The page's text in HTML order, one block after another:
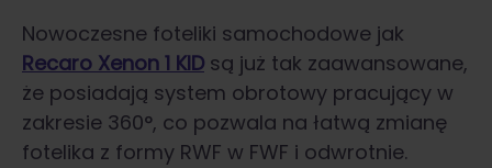
Nowoczesne foteliki samochodowe jak
Recaro Xenon 1 KID są już tak zaawansowane,
że posiadają system obrotowy pracujący w
zakresie 360°, co pozwala na łatwą zmianę
fotelika z formy RWF w FWF i odwrotnie.